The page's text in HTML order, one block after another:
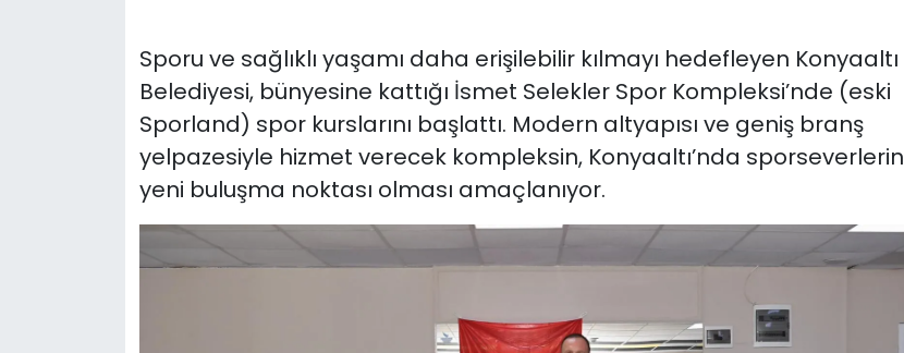
Sporu ve sağlıklı yaşamı daha erişilebilir kılmayı hedefleyen Konyaaltı
Belediyesi, bünyesine kattığı İsmet Selekler Spor Kompleksi’nde (eski
Sporland) spor kurslarını başlattı. Modern altyapısı ve geniş branş
yelpazesiyle hizmet verecek kompleksin, Konyaaltı’nda sporseverlerin
yeni buluşma noktası olması amaçlanıyor.